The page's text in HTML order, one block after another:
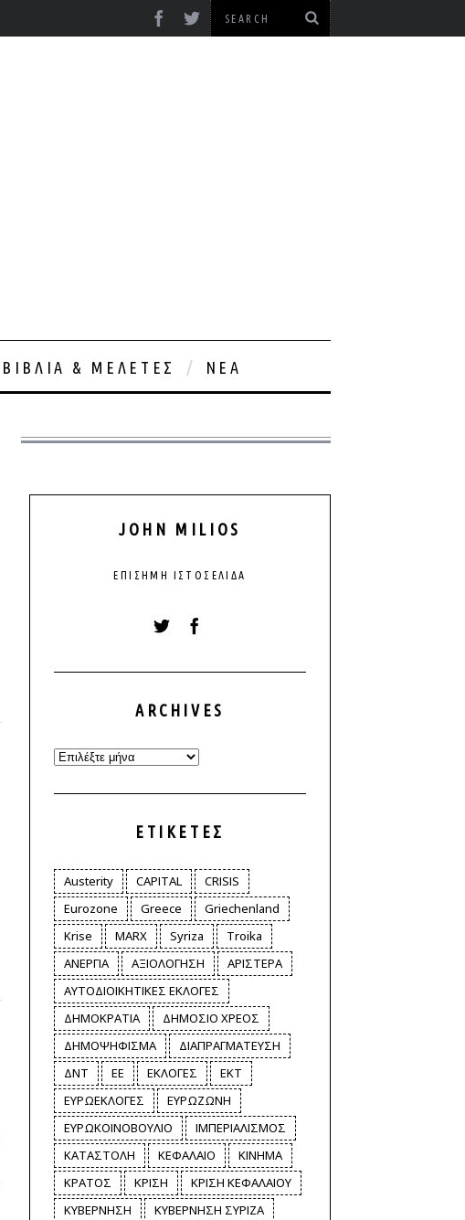
ΒΙΒΛΊΑ & ΜΕΛΈΤΕΣ ΝΈΑ
JOHN MILIOS
ΕΠΊΣΗΜΗ ΙΣΤΟΣΕΛΊΔΑ
ARCHIVES
Archives
ΕΤΙΚΈΤΕΣ
Austerity CAPITAL
CRISIS
Eurozone
Greece
Griechenland
Krise
MARX Syriza
Troika
ΑΝΕΡΓΙΑ
ΑΞΙΟΛΟΓΗΣΗ
ΑΡΙΣΤΕΡΑ
ΑΥΤΟΔΙΟΙΚΗΤΙΚΕΣ ΕΚΛΟΓΕΣ
ΔΗΜΟΚΡΑΤΙΑ
ΔΗΜΟΣΙΟ ΧΡΕΟΣ
ΔΗΜΟΨΗΦΙΣΜΑ
ΔΙΑΠΡΑΓΜΑΤΕΥΣΗ
ΔΝΤ
ΕΕ ΕΚΛΟΓΕΣ
ΕΚΤ
ΕΥΡΩΕΚΛΟΓΕΣ
ΕΥΡΩΖΩΝΗ
ΕΥΡΩΚΟΙΝΟΒΟΥΛΙΟ
ΙΜΠΕΡΙΑΛΙΣΜΟΣ
ΚΑΤΑΣΤΟΛΗ
ΚΕΦΑΛΑΙΟ
ΚΙΝΗΜΑ
ΚΡΑΤΟΣ
ΚΡΙΣΗ
ΚΡΙΣΗ ΚΕΦΑΛΑΙΟΥ
ΚΥΒΕΡΝΗΣΗ
ΚΥΒΕΡΝΗΣΗ ΣΥΡΙΖΑ